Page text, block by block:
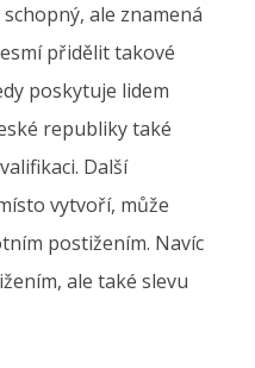
ale znamená
přidělit takové
poskytuje lidem
republiky také
Další
vytvoří, může
postižením. Navíc
ale také slevu